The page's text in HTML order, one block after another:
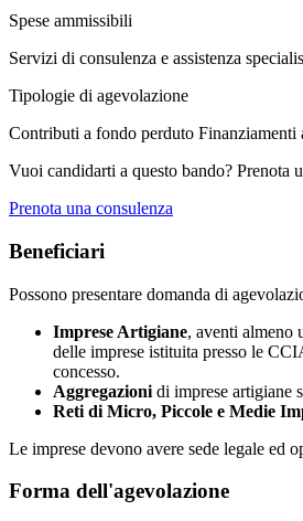
Spese ammissibili
Servizi di consulenza e assistenza
Tipologie di agevolazione
Contributi a fondo perduto Finanziamenti
Vuoi candidarti a questo bando? Prenota
Prenota una consulenza
Beneficiari
Possono presentare domanda di
Imprese Artigiane, aventi almeno
delle imprese istituita presso le
concesso.
Aggregazioni di imprese artigiane
Reti di Micro, Piccole e Medie
Le imprese devono avere sede legale ed
Forma dell'agevolazione